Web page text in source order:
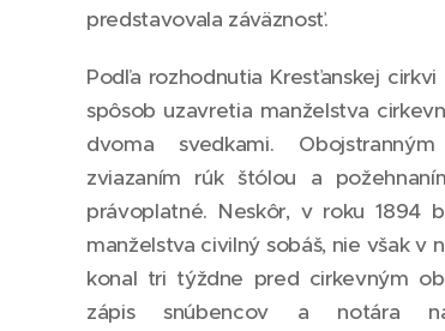
predstavovala záväznosť.
Podľa rozhodnutia Kresťanskej
spôsob uzavretia manželstva
dvoma svedkami.
zviazaním rúk štólou a
právoplatné. Neskôr, v roku 1894
manželstva civilný sobáš, nie však v
konal tri týždne pred cirkevným
zápis snúbencov a notára